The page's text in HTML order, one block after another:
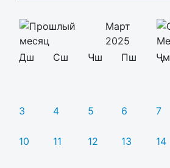
Март
2025
Дш
Сш Чш Пш Ҷм
3 4 5 6 7
10 11 12 13 14